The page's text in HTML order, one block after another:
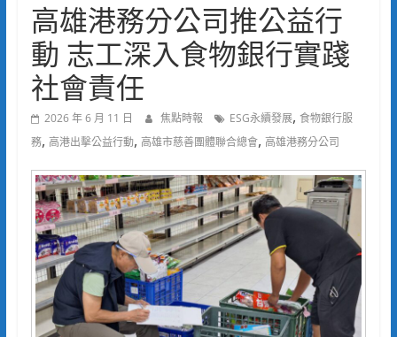
高雄港務分公司推公益行
動 志工深入食物銀行實踐
社會責任
2026 年 6 月 11 日 焦點時報 ESG永續發展, 食物銀行服
務, 高港出擊公益行動, 高雄市慈善團體聯合總會, 高雄港務分公司